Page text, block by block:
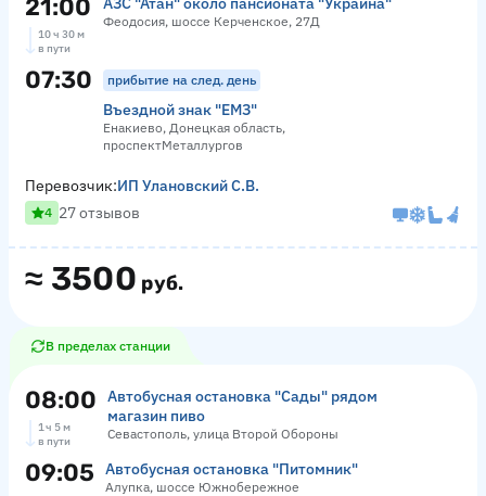
21:00 Феодосия, шоссе Керченское, 27Д
10 ч 30 м
в пути
07:30 прибытие на след. день
Въездной знак "ЕМЗ"
Енакиево, Донецкая область,
проспектМеталлургов
≈ 3500 руб.
Перевозчик:ИП Улановский С.В.
4 27 отзывов
В пределах станции
08:00
Автобусная остановка "Сады" рядом
магазин пиво
Севастополь, улица Второй Обороны
1 ч 5 м
в пути
09:05 Автобусная остановка "Питомник"
Алупка, шоссе Южнобережное